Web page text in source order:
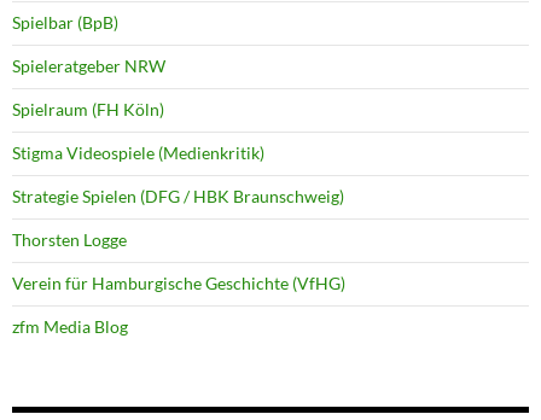
Spielbar (BpB)
Spieleratgeber NRW
Spielraum (FH Köln)
Stigma Videospiele (Medienkritik)
Strategie Spielen (DFG / HBK Braunschweig)
Thorsten Logge
Verein für Hamburgische Geschichte (VfHG)
zfm Media Blog